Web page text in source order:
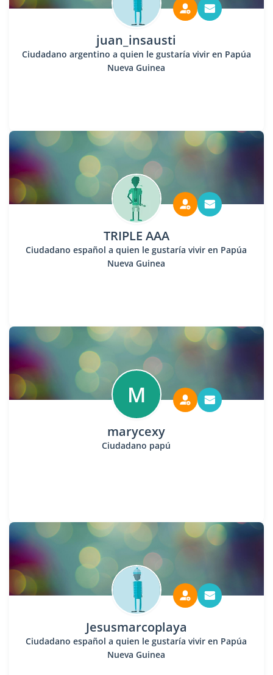
juan_insausti
Ciudadano argentino a quien le gustaría vivir en Papúa
Nueva Guinea
TRIPLE AAA
Ciudadano español a quien le gustaría vivir en Papúa
Nueva Guinea
M
marycexy
Ciudadano papú
Jesusmarcoplaya
Ciudadano español a quien le gustaría vivir en Papúa
Nueva Guinea